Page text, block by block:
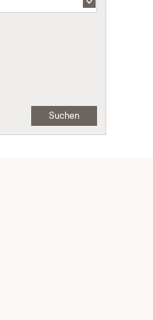
Suchen